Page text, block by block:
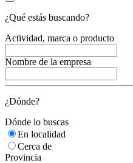
¿Qué estás buscando?
Actividad, marca o producto
Nombre de la empresa
¿Dónde?
Dónde lo buscas
En localidad
Cerca de
Provincia